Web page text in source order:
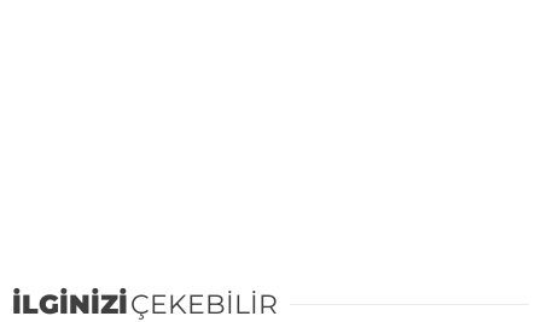
İLGİNİZİÇEKEBİLİR